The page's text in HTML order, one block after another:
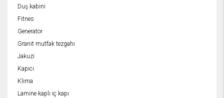
Duş kabini
Fitnes
Generator
Granit mutfak tezgahı
Jakuzi
Kapıcı
Klima
Lamine kaplı iç kapı